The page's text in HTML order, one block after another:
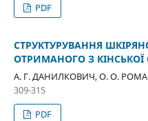
PDF
СТРУКТУРУВАННЯ
ОТРИМАНОГО З
А. Г. ДАНИЛКОВИЧ, О. О.
309-315
PDF